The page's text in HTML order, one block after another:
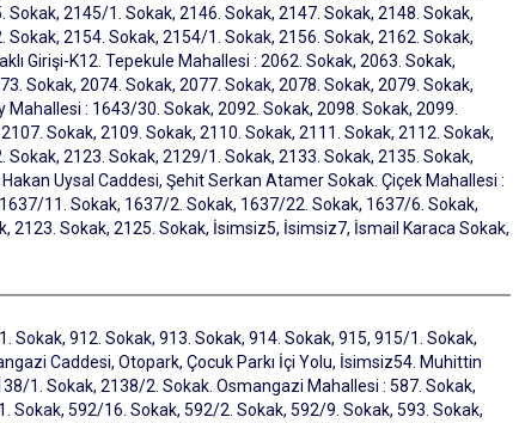
2145/1. Sokak, 2146. Sokak, 2147. Sokak, 2148. Sokak,
2154. Sokak, 2154/1. Sokak, 2156. Sokak, 2162. Sokak,
Girişi-K12. Tepekule Mahallesi : 2062. Sokak, 2063. Sokak,
Sokak, 2074. Sokak, 2077. Sokak, 2078. Sokak, 2079. Sokak,
: 1643/30. Sokak, 2092. Sokak, 2098. Sokak, 2099.
Sokak, 2109. Sokak, 2110. Sokak, 2111. Sokak, 2112. Sokak,
2123. Sokak, 2129/1. Sokak, 2133. Sokak, 2135. Sokak,
Uysal Caddesi, Şehit Serkan Atamer Sokak. Çiçek Mahallesi :
11. Sokak, 1637/2. Sokak, 1637/22. Sokak, 1637/6. Sokak,
Sokak, 2125. Sokak, İsimsiz5, İsimsiz7, İsmail Karaca Sokak,
912. Sokak, 913. Sokak, 914. Sokak, 915, 915/1. Sokak,
Caddesi, Otopark, Çocuk Parkı İçi Yolu, İsimsiz54. Muhittin
1. Sokak, 2138/2. Sokak. Osmangazi Mahallesi : 587. Sokak,
592/16. Sokak, 592/2. Sokak, 592/9. Sokak, 593. Sokak,